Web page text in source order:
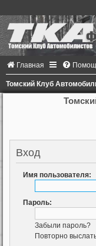
Главная
Томский Клуб
Вход
Имя пользователя:
Пароль:
Забыли пароль?
Повторно